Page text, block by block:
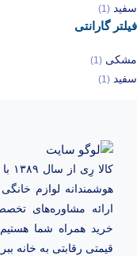
سفید (1)
فیلتر گارانتی
مشکی (1)
سفید (1)
هوشمندانه لوازم
ارائه مشاوره‌های
خرید همراه شما هستیم
قیمتی رقابتی به خانه‌